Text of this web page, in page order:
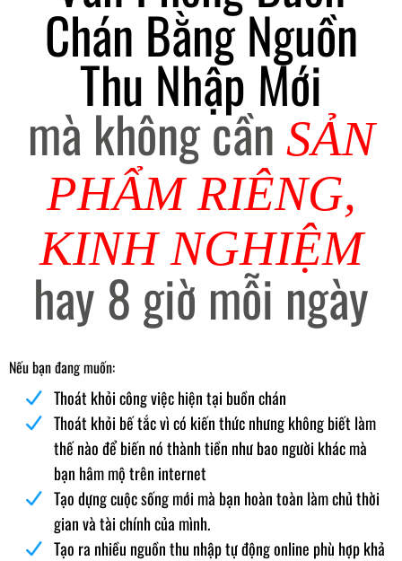
Chán Bằng Nguồn
Thu Nhập Mới
mà không cần SẢN
PHẨMRIÊNG,
KINH NGHIỆM
hay 8 giờ mỗi ngày
Nếu bạn đang muốn:
Thoát khỏi công việc hiện tại buồn chán
Thoát khỏi bế tắc vì có kiến thức nhưng không biết làm
thế nào để biến nó thành tiền như bao người khác mà
bạn hâm mộ trên internet
Tạo dựng cuộc sống mới mà bạn hoàn toàn làm chủ thời
gian và tài chính của mình.
Tạo ra nhiều nguồn thu nhập tự động online phù hợp khả